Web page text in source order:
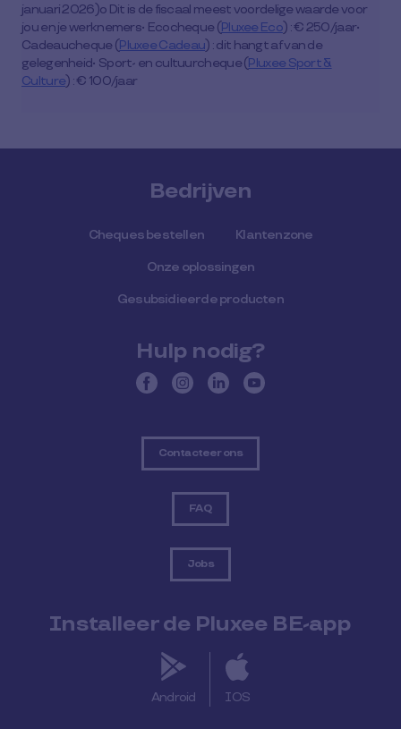
januari 2026)o Dit is de fiscaal meest voordelige waarde voor
jou en je werknemers• Ecocheque (Pluxee Eco) : € 250/jaar•
Cadeaucheque (Pluxee Cadeau) : dit hangt af van de
gelegenheid• Sport- en cultuurcheque (Pluxee Sport &
Culture) : € 100/jaar
Bedrijven
Cheques bestellen Klantenzone
Onze oplossingen
Gesubsidieerde producten
Hulp nodig?
Contacteer ons
FAQ
Jobs
Installeer de Pluxee BE-app
Android IOS